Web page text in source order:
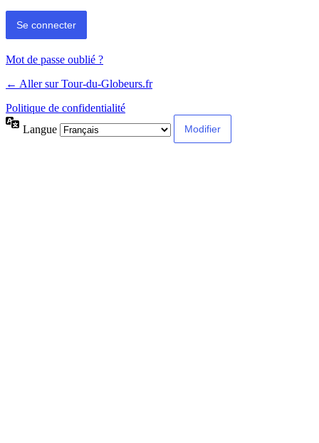
Mot de passe oublié ?
← Aller sur Tour-du-Globeurs.fr
Politique de confidentialité
Langue